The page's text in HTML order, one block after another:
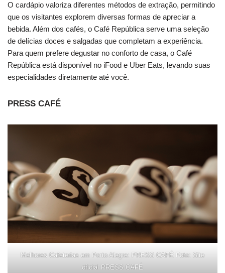
O cardápio valoriza diferentes métodos de extração, permitindo
que os visitantes explorem diversas formas de apreciar a
bebida. Além dos cafés, o Café República serve uma seleção
de delícias doces e salgadas que completam a experiência.
Para quem prefere degustar no conforto de casa, o Café
República está disponível no iFood e Uber Eats, levando suas
especialidades diretamente até você.
PRESS CAFÉ
Melhores Cafeterias em Porto Alegre: PRESS CAFÉ Foto: Site
oficial PRESS CAFÉ